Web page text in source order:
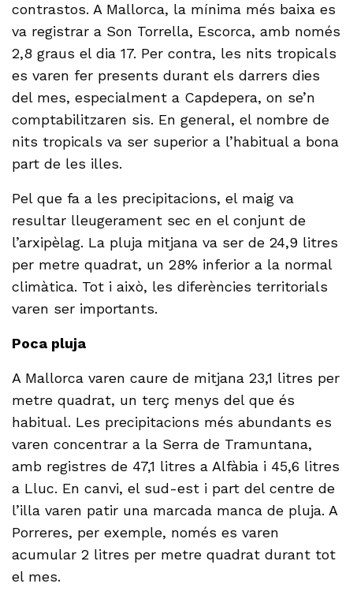
contrastos. A Mallorca, la mínima més baixa es
va registrar a Son Torrella, Escorca, amb només
2,8 graus el dia 17. Per contra, les nits tropicals
es varen fer presents durant els darrers dies
del mes, especialment a Capdepera, on se’n
comptabilitzaren sis. En general, el nombre de
nits tropicals va ser superior a l’habitual a bona
part de les illes.
Pel que fa a les precipitacions, el maig va
resultar lleugerament sec en el conjunt de
l’arxipèlag. La pluja mitjana va ser de 24,9 litres
per metre quadrat, un 28% inferior a la normal
climàtica. Tot i això, les diferències territorials
varen ser importants.
Poca pluja
A Mallorca varen caure de mitjana 23,1 litres per
metre quadrat, un terç menys del que és
habitual. Les precipitacions més abundants es
varen concentrar a la Serra de Tramuntana,
amb registres de 47,1 litres a Alfàbia i 45,6 litres
a Lluc. En canvi, el sud-est i part del centre de
l’illa varen patir una marcada manca de pluja. A
Porreres, per exemple, només es varen
acumular 2 litres per metre quadrat durant tot
el mes.